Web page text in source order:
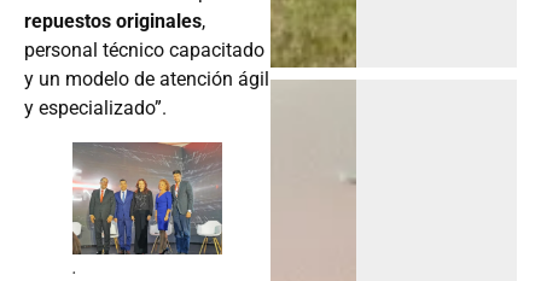
repuestos originales,
personal técnico capacitado
y un modelo de atención ágil
y especializado”.
.